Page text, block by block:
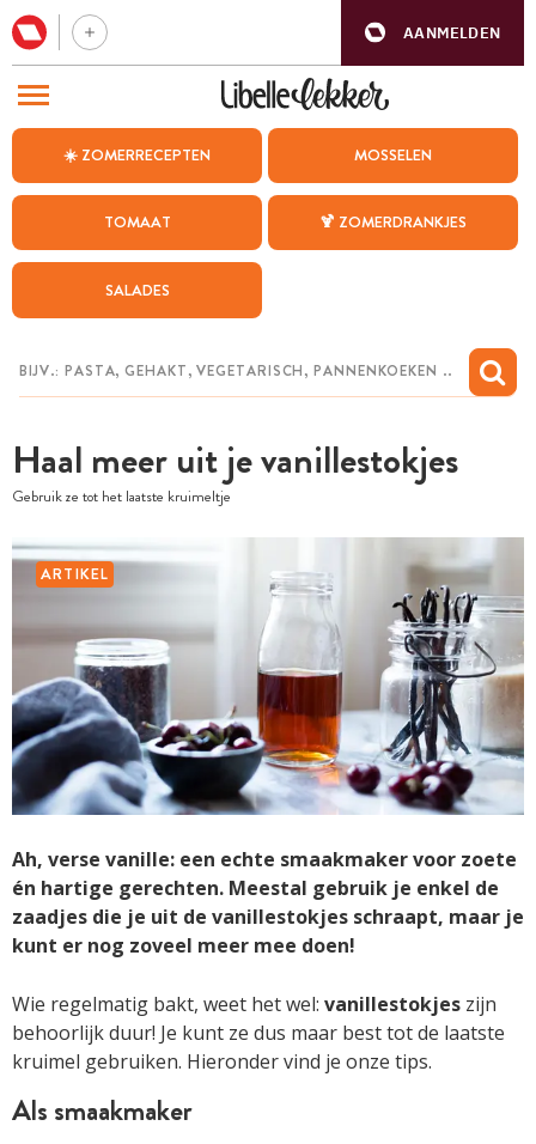
AANMELDEN
☀️ ZOMERRECEPTEN MOSSELEN
TOMAAT 🍹 ZOMERDRANKJES
SALADES
Haal meer uit je vanillestokjes
Gebruik ze tot het laatste kruimeltje
ARTIKEL
Ah, verse vanille: een echte smaakmaker voor zoete
én hartige gerechten. Meestal gebruik je enkel de
zaadjes die je uit de vanillestokjes schraapt, maar je
kunt er nog zoveel meer mee doen!
Wie regelmatig bakt, weet het wel: vanillestokjes zijn
behoorlijk duur! Je kunt ze dus maar best tot de laatste
kruimel gebruiken. Hieronder vind je onze tips.
Als smaakmaker
BEZOEK ONZE ANDERE WEBSITES
WEEKMENU
CHAT MET MAIA
MIJN BEWAARDE RECEPTEN